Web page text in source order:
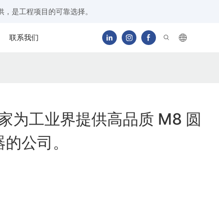
是工程项目的可靠选择。
联系我们
为工业界提供高品质 M8 圆
公司。